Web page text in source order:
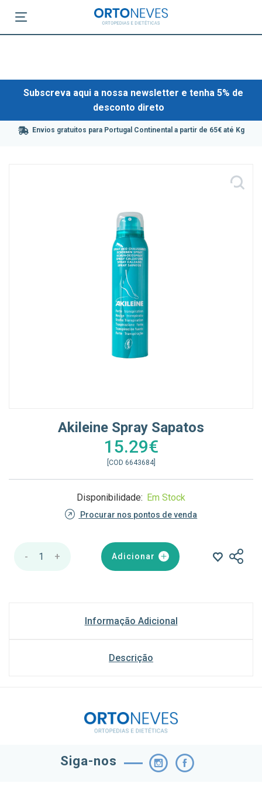
Subscreva aqui a nossa newsletter e tenha 5% de
desconto direto
Envios gratuitos para Portugal Continental a partir de 65€ até Kg
Akileine Spray Sapatos
15.29€
[COD 6643684]
Disponibilidade: Em Stock
Procurar nos pontos de venda
- 1 + Adicionar
Informação Adicional
Descrição
Siga-nos